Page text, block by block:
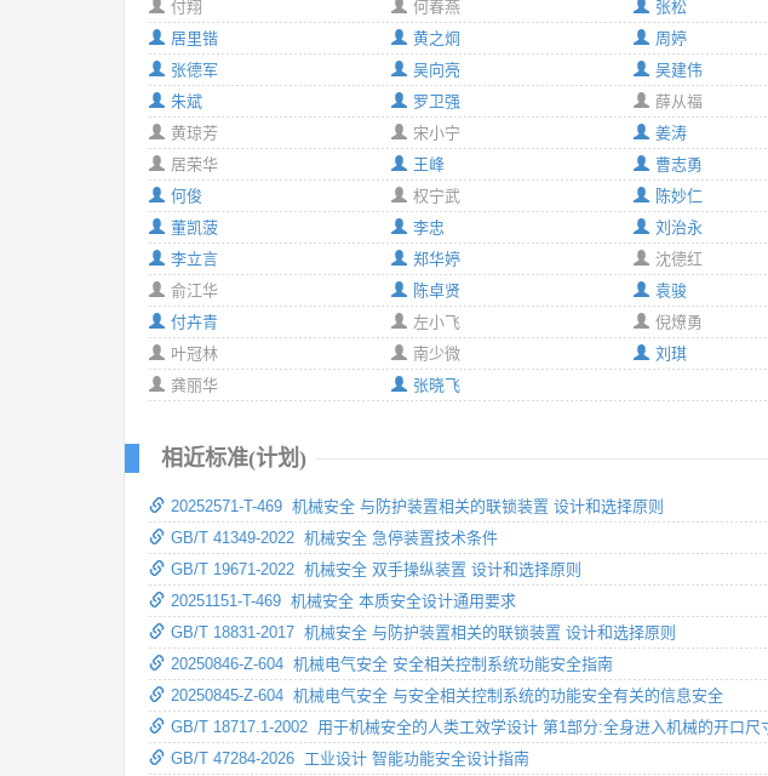
付翔
何春燕
居里锴
黄之炯
张德军
吴向亮
朱斌
罗卫强
黄琼芳
宋小宁
居荣华
王峰
何俊
权宁武
董凯菠
李忠
李立言
郑华婷
俞江华
陈卓贤
付卉青
左小飞
叶冠林
南少微
龚丽华
张晓飞
张松
周婷
吴建伟
薛从福
姜涛
曹志勇
陈妙仁
刘治永
沈德红
袁骏
倪燎勇
刘琪
相近标准(计划)
20252571-T-469 机械安全 与防护装置相关的联锁装置 设计和选择原则
GB/T 41349-2022 机械安全 急停装置技术条件
GB/T 19671-2022 机械安全 双手操纵装置 设计和选择原则
20251151-T-469 机械安全 本质安全设计通用要求
GB/T 18831-2017 机械安全 与防护装置相关的联锁装置 设计和选择原则
20250846-Z-604 机械电气安全 安全相关控制系统功能安全指南
20250845-Z-604 机械电气安全 与安全相关控制系统的功能安全有关的信息安全
GB/T 18717.1-2002 用于机械安全的人类工效学设计 第1部分:全身进入机械的开口尺
GB/T 47284-2026 工业设计 智能功能安全设计指南